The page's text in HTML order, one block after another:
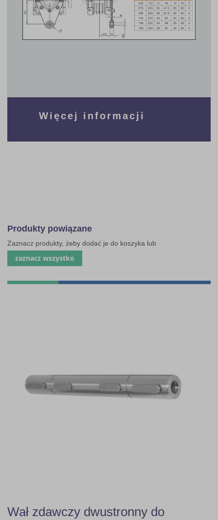
Więcej informacji
Produkty powiązane
Zaznacz produkty, żeby dodać je do koszyka lub
zaznacz wszystko
Wał zdawczy dwustronny do